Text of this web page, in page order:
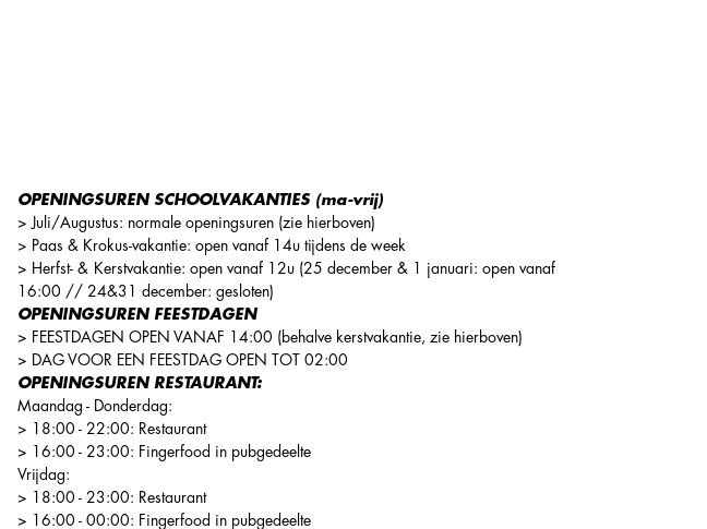
OPENINGSUREN SCHOOLVAKANTIES (ma-vrij)
> Juli/Augustus: normale openingsuren (zie hierboven)
> Paas & Krokus-vakantie: open vanaf 14u tijdens de week
> Herfst- & Kerstvakantie: open vanaf 12u (25 december & 1 januari: open vanaf
16:00 // 24&31 december: gesloten)
OPENINGSUREN FEESTDAGEN
> FEESTDAGEN OPEN VANAF 14:00 (behalve kerstvakantie, zie hierboven)
> DAG VOOR EEN FEESTDAG OPEN TOT 02:00
OPENINGSUREN RESTAURANT:
Maandag - Donderdag:
> 18:00 - 22:00: Restaurant
> 16:00 - 23:00: Fingerfood in pubgedeelte
Vrijdag:
> 18:00 - 23:00: Restaurant
> 16:00 - 00:00: Fingerfood in pubgedeelte